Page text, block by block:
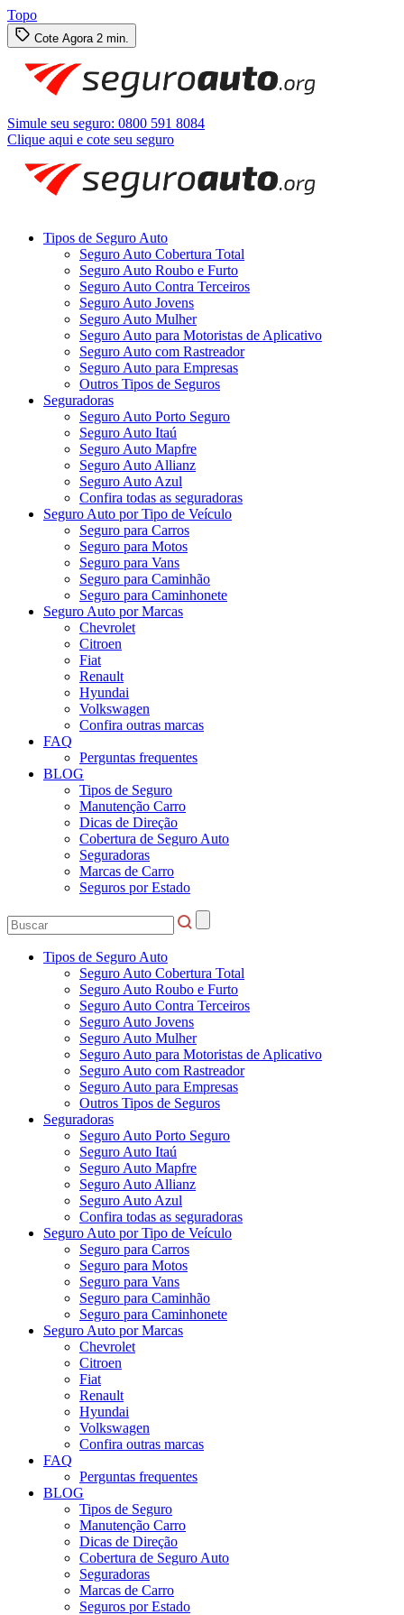
Topo
Cote Agora 2 min.
Simule seu seguro: 0800 591 8084
Clique aqui e cote seu seguro
Tipos de Seguro Auto
Seguro Auto Cobertura Total
Seguro Auto Roubo e Furto
Seguro Auto Contra Terceiros
Seguro Auto Jovens
Seguro Auto Mulher
Seguro Auto para Motoristas de Aplicativo
Seguro Auto com Rastreador
Seguro Auto para Empresas
Outros Tipos de Seguros
Seguradoras
Seguro Auto Porto Seguro
Seguro Auto Itaú
Seguro Auto Mapfre
Seguro Auto Allianz
Seguro Auto Azul
Confira todas as seguradoras
Seguro Auto por Tipo de Veículo
Seguro para Carros
Seguro para Motos
Seguro para Vans
Seguro para Caminhão
Seguro para Caminhonete
Seguro Auto por Marcas
Chevrolet
Citroen
Fiat
Renault
Hyundai
Volkswagen
Confira outras marcas
FAQ
Perguntas frequentes
BLOG
Tipos de Seguro
Manutenção Carro
Dicas de Direção
Cobertura de Seguro Auto
Seguradoras
Marcas de Carro
Seguros por Estado
Tipos de Seguro Auto
Seguro Auto Cobertura Total
Seguro Auto Roubo e Furto
Seguro Auto Contra Terceiros
Seguro Auto Jovens
Seguro Auto Mulher
Seguro Auto para Motoristas de Aplicativo
Seguro Auto com Rastreador
Seguro Auto para Empresas
Outros Tipos de Seguros
Seguradoras
Seguro Auto Porto Seguro
Seguro Auto Itaú
Seguro Auto Mapfre
Seguro Auto Allianz
Seguro Auto Azul
Confira todas as seguradoras
Seguro Auto por Tipo de Veículo
Seguro para Carros
Seguro para Motos
Seguro para Vans
Seguro para Caminhão
Seguro para Caminhonete
Seguro Auto por Marcas
Chevrolet
Citroen
Fiat
Renault
Hyundai
Volkswagen
Confira outras marcas
FAQ
Perguntas frequentes
BLOG
Tipos de Seguro
Manutenção Carro
Dicas de Direção
Cobertura de Seguro Auto
Seguradoras
Marcas de Carro
Seguros por Estado